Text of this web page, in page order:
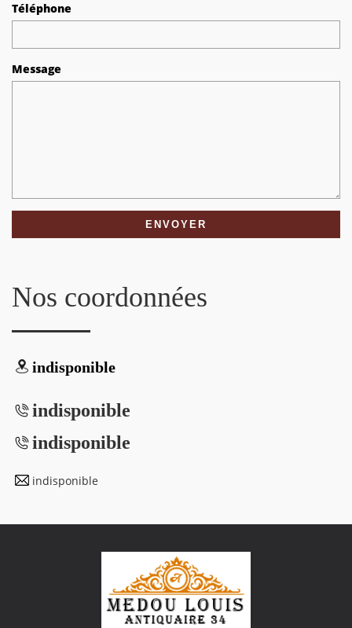
Téléphone
Message
Nos coordonnées
indisponible
indisponible
indisponible
indisponible